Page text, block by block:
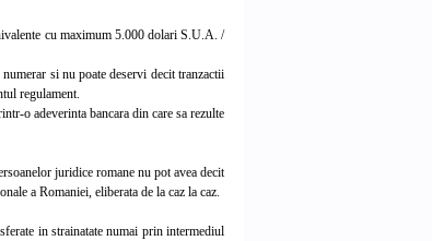
cu maximum 5.000 dolari S.U.A. /
si nu poate deservi decit tranzactii
regulament.
o adeverinta bancara din care sa rezulte
juridice romane nu pot avea decit
a Romaniei, eliberata de la caz la caz.
in strainatate numai prin intermediul